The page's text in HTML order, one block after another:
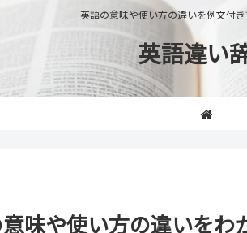
英語の意味や使い方の違いを例文付
英語違い
味や使い方の違いをわ